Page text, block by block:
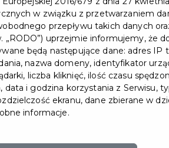
w związku z przetwarzaniem
przepływu takich danych
uprzejmie informujemy, że
będą następujące dane: adres IP
nazwa domeny, identyfikator
liczba kliknięć, ilość czasu
i godzina korzystania z Serwisu,
ekranu, dane zbierane w
informacje.